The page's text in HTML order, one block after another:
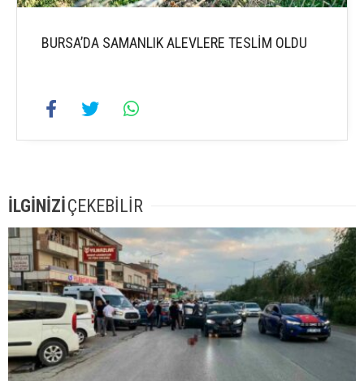
BURSA’DA SAMANLIK ALEVLERE TESLİM OLDU
İLGİNİZİÇEKEBİLİR